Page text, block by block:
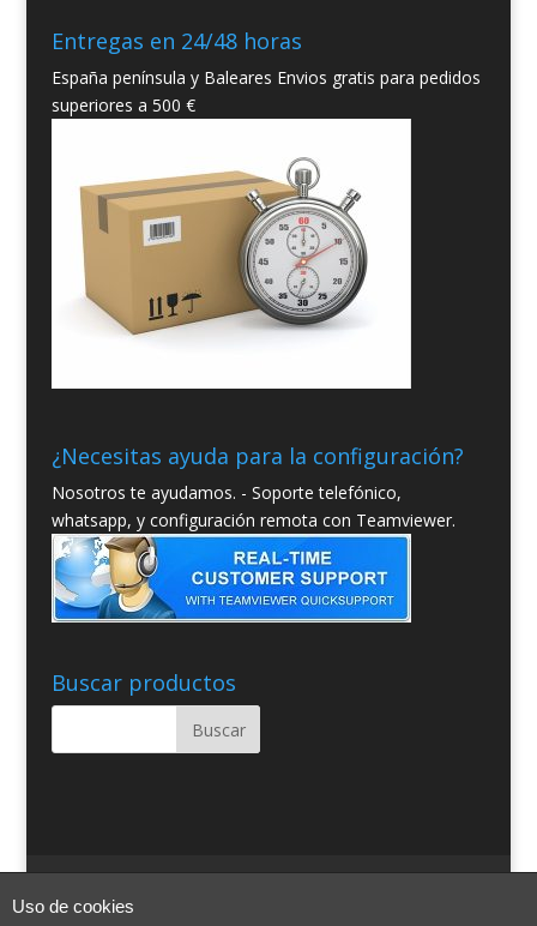
Entregas en 24/48 horas
España península y Baleares Envios gratis para pedidos
superiores a 500 €
¿Necesitas ayuda para la configuración?
Nosotros te ayudamos. - Soporte telefónico,
whatsapp, y configuración remota con Teamviewer.
Buscar productos
Contacto
Uso de cookies